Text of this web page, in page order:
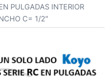
PULGADAS INTERIOR
C= 1/2″